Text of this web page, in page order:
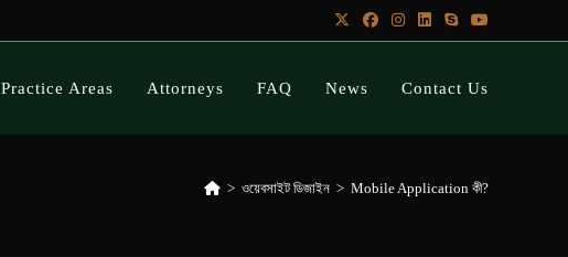
Practice Areas Attorneys FAQ News Contact Us
> ওয়েবসাইট ডিজাইন > Mobile Application কী?